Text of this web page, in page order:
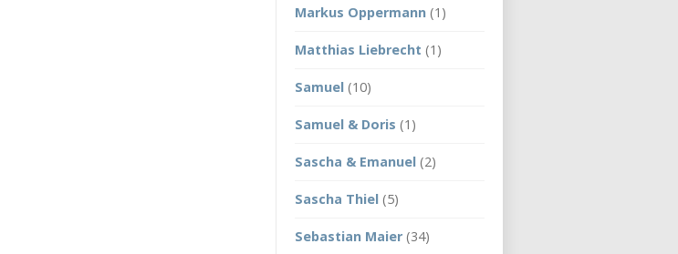
Markus Oppermann (1)
Matthias Liebrecht (1)
Samuel (10)
Samuel & Doris (1)
Sascha & Emanuel (2)
Sascha Thiel (5)
Sebastian Maier (34)